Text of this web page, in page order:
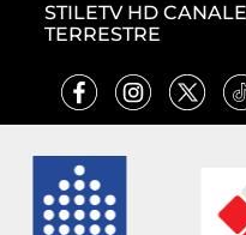
STILETV HD
TERRESTRE